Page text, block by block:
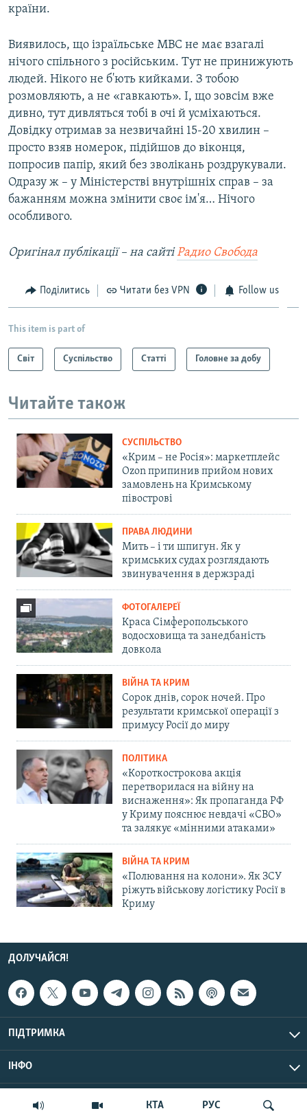
КТА РУС
країни.
Виявилось, що ізраїльське МВС не має взагалі
нічого спільного з російським. Тут не принижують
людей. Нікого не б'ють кийками. З тобою
розмовляють, а не «гавкають». І, що зовсім вже
дивно, тут дивляться тобі в очі й усміхаються.
Довідку отримав за незвичайні 15-20 хвилин –
просто взяв номерок, підійшов до віконця,
попросив папір, який без зволікань роздрукували.
Одразу ж – у Міністерстві внутрішніх справ – за
бажанням можна змінити своє ім'я… Нічого
особливого.
Оригінал публікації – на сайтіРадио Свобода
Поділитись Читати без VPN Follow us
This item is part of
Світ Суспільство Статті Головне за добу
Читайте також
СУСПІЛЬСТВО
«Крим – не Росія»: маркетплейс
Ozon припинив прийом нових
замовлень на Кримському
півострові
ПРАВА ЛЮДИНИ
Мить – і ти шпигун. Як у
кримських судах розглядають
звинувачення в держзраді
ФОТОГАЛЕРЕЇ
Краса Сімферопольського
водосховища та занедбаність
довкола
ВІЙНА ТА КРИМ
Сорок днів, сорок ночей. Про
результати кримської операції з
примусу Росії до миру
ПОЛІТИКА
«Короткострокова акція
перетворилася на війну на
виснаження»: Як пропаганда РФ
у Криму пояснює невдачі «СВО»
та залякує «мінними атаками»
ВІЙНА ТА КРИМ
«Полювання на колони». Як ЗСУ
ріжуть військову логістику Росії в
Криму
ДОЛУЧАЙСЯ!
ПІДТРИМКА
ІНФО
© Крим.Реалії, 2026 | Усі права застережено.